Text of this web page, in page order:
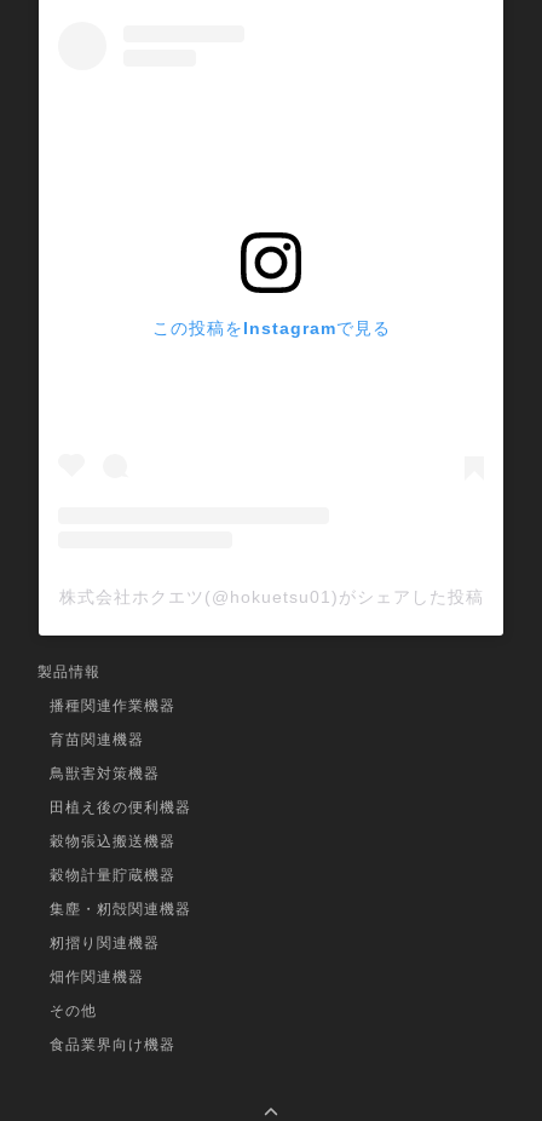
この投稿をInstagramで見る
株式会社ホクエツ(@hokuetsu01)がシェアした投稿
製品情報
播種関連作業機器
育苗関連機器
鳥獣害対策機器
田植え後の便利機器
穀物張込搬送機器
穀物計量貯蔵機器
集塵・籾殻関連機器
籾摺り関連機器
畑作関連機器
その他
食品業界向け機器